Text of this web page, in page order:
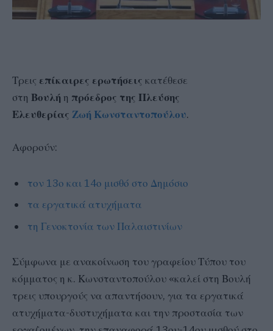
Τρεις επίκαιρες ερωτήσεις κατέθεσε
στη Βουλή η πρόεδρος της Πλεύσης
Ελευθερίας Ζωή Κωνσταντοπούλου.
Αφορούν:
τον 13ο και 14ο μισθό στο Δημόσιο
τα εργατικά ατυχήματα
τη Γενοκτονία των Παλαιστινίων
Σύμφωνα με ανακοίνωση του γραφείου Τύπου του
κόμματος η κ. Κωνσταντοπούλου «καλεί στη Βουλή
τρεις υπουργούς να απαντήσουν, για τα εργατικά
ατυχήματα-δυστυχήματα και την προστασία των